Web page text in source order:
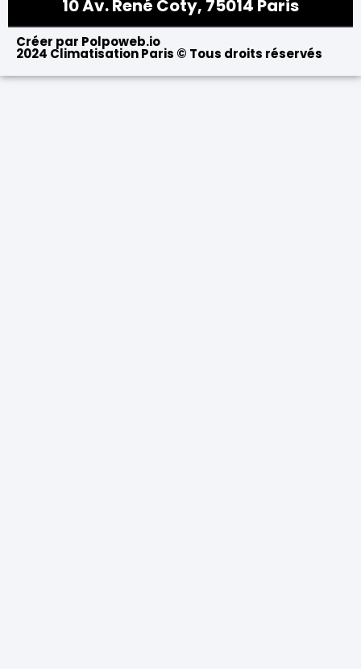
10 Av. René Coty, 75014 Paris
Créer par Polpoweb.io
2024 Climatisation Paris © Tous droits réservés